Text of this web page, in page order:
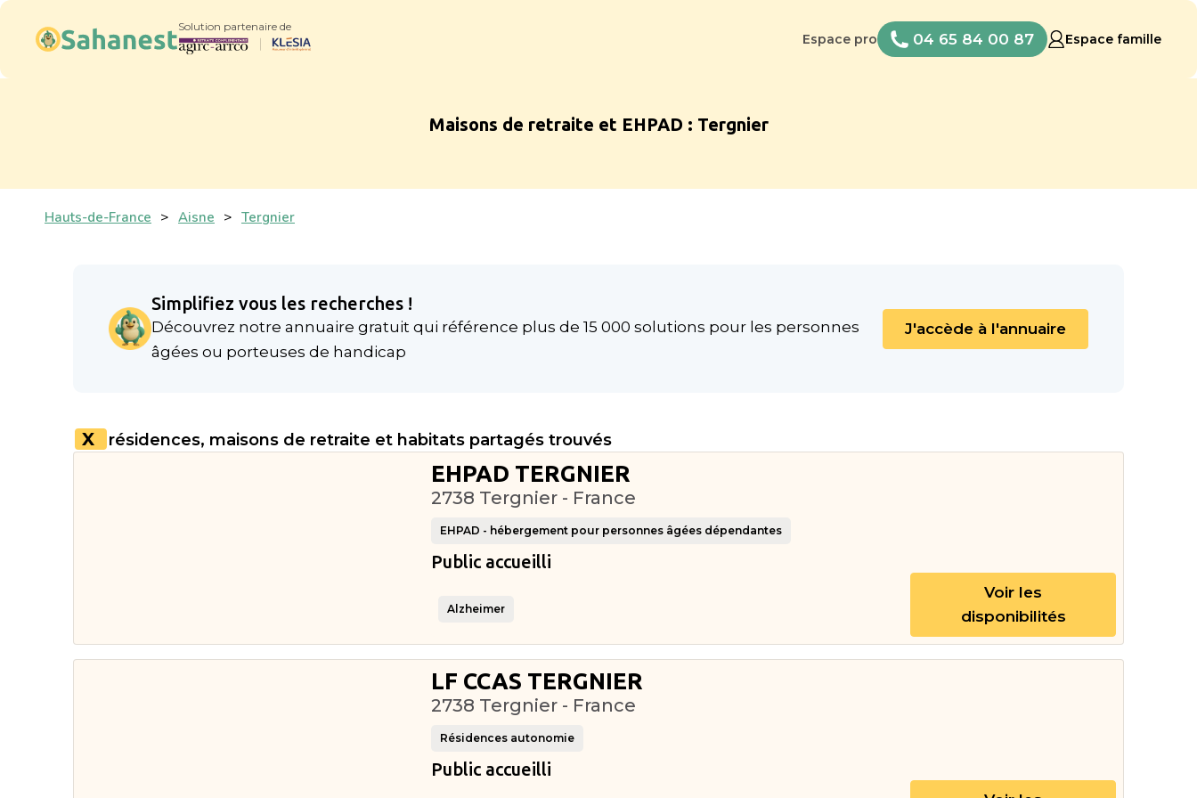
Solution partenaire de
Espace pro 04 65 84 00 87 Espace famille
Maisons de retraite et EHPAD : Tergnier
Hauts-de-France > Aisne > Tergnier
Simplifiez vous les recherches !
Découvrez notre annuaire gratuit qui référence plus de 15 000 solutions pour les personnes
âgées ou porteuses de handicap
J'accède à l'annuaire
X résidences, maisons de retraite et habitats partagés trouvés
EHPAD TERGNIER
2738 Tergnier - France
EHPAD - hébergement pour personnes âgées dépendantes
Public accueilli
Alzheimer
Voir les
disponibilités
LF CCAS TERGNIER
2738 Tergnier - France
Résidences autonomie
Public accueilli